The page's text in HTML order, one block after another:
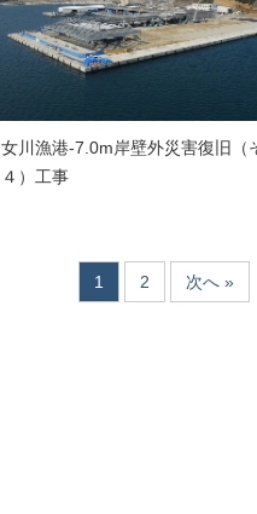
女川漁港-7.0m岸壁外災害復旧（
４）工事
1 2 次へ »